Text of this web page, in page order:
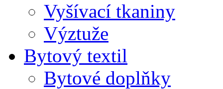
Vyšívací tkaniny
Výztuže
Bytový textil
Bytové doplňky